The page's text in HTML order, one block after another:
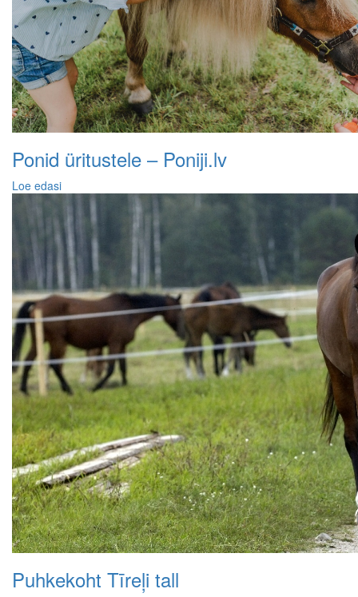
Ponid üritustele – Poniji.lv
Loe edasi
Puhkekoht Tīreļi tall